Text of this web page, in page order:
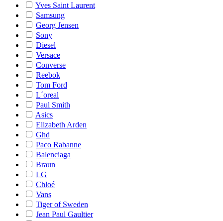
Yves Saint Laurent
Samsung
Georg Jensen
Sony
Diesel
Versace
Converse
Reebok
Tom Ford
L´oreal
Paul Smith
Asics
Elizabeth Arden
Ghd
Paco Rabanne
Balenciaga
Braun
LG
Chloé
Vans
Tiger of Sweden
Jean Paul Gaultier